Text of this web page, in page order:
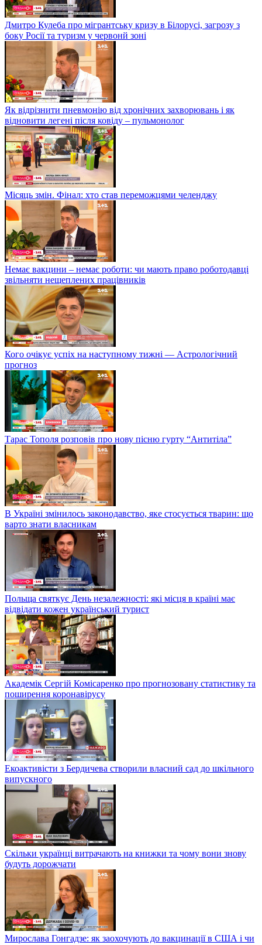
Дмитро Кулеба про мігрантську кризу в Білорусі, загрозу з
боку Росії та туризм у червонй зоні
Як відрізнити пневмонію від хронічних захворювань і як
відновити легені після ковіду – пульмонолог
Місяць змін. Фінал: хто став переможцями челенджу
Немає вакцини – немає роботи: чи мають право роботодавці
звільняти нещеплених працівників
Кого очікує успіх на наступному тижні — Астрологічний
прогноз
Тарас Тополя розповів про нову пісню гурту “Антитіла”
В Україні змінилось законодавство, яке стосується тварин: що
варто знати власникам
Польща святкує День незалежності: які місця в країні має
відвідати кожен український турист
Академік Сергій Комісаренко про прогнозовану статистику та
поширення коронавірусу
Екоактивісти з Бердичева створили власний сад до шкільного
випускного
Скільки українці витрачають на книжки та чому вони знову
будуть дорожчати
Мирослава Гонгадзе: як заохочують до вакцинації в США і чи